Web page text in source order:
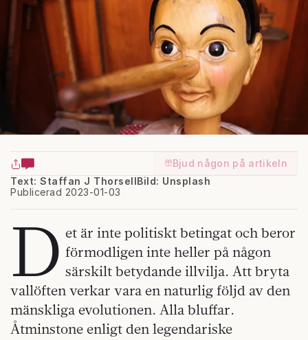
Bjud någon på artikeln
Text: Staffan J Thorsell
Publicerad 2023-01-03
Bild: Unsplash
D et är inte politiskt betingat och beror
förmodligen inte heller på någon
särskilt betydande illvilja. Att bryta
vallöften verkar vara en naturlig följd av den
mänskliga evolutionen. Alla bluffar.
Åtminstone enligt den legendariske